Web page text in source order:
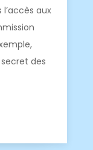
aux
des